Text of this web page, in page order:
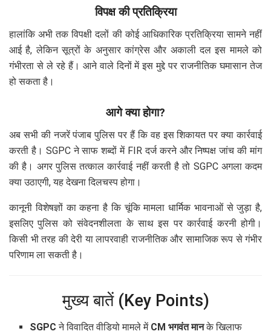
विपक्ष की प्रतिक्रिया
हालांकि अभी तक विपक्षी दलों की कोई आधिकारिक प्रतिक्रिया सामने नहीं
आई है, लेकिन सूत्रों के अनुसार कांग्रेस और अकाली दल इस मामले को
गंभीरता से ले रहे हैं। आने वाले दिनों में इस मुद्दे पर राजनीतिक घमासान तेज
हो सकता है।
आगे क्या होगा?
अब सभी की नजरें पंजाब पुलिस पर हैं कि वह इस शिकायत पर क्या कार्रवाई
करती है। SGPC ने साफ शब्दों में FIR दर्ज करने और निष्पक्ष जांच की मांग
की है। अगर पुलिस तत्काल कार्रवाई नहीं करती है तो SGPC अगला कदम
क्या उठाएगी, यह देखना दिलचस्प होगा।
कानूनी विशेषज्ञों का कहना है कि चूंकि मामला धार्मिक भावनाओं से जुड़ा है,
इसलिए पुलिस को संवेदनशीलता के साथ इस पर कार्रवाई करनी होगी।
किसी भी तरह की देरी या लापरवाही राजनीतिक और सामाजिक रूप से गंभीर
परिणाम ला सकती है।
मुख्य बातें (Key Points)
SGPC ने विवादित वीडियो मामले में CM भगवंत मानके खिलाफ